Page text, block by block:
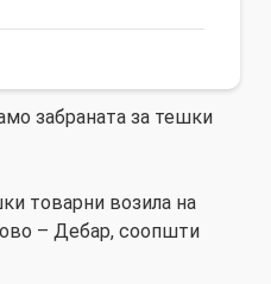
забраната за тешки
товарни возила на
– Дебар, соопшти